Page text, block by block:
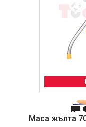
Маса жълта